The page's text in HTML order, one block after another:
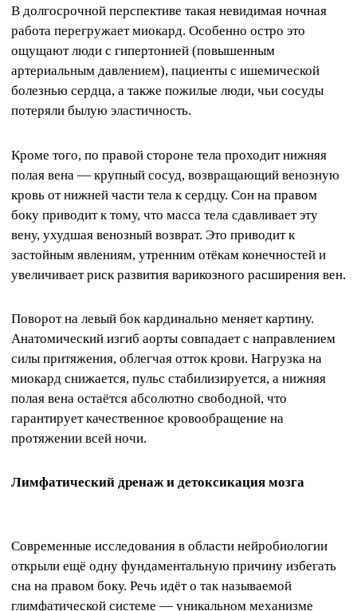
В долгосрочной перспективе такая невидимая ночная
работа перегружает миокард. Особенно остро это
ощущают люди с гипертонией (повышенным
артериальным давлением), пациенты с ишемической
болезнью сердца, а также пожилые люди, чьи сосуды
потеряли былую эластичность.
Кроме того, по правой стороне тела проходит нижняя
полая вена — крупный сосуд, возвращающий венозную
кровь от нижней части тела к сердцу. Сон на правом
боку приводит к тому, что масса тела сдавливает эту
вену, ухудшая венозный возврат. Это приводит к
застойным явлениям, утренним отёкам конечностей и
увеличивает риск развития варикозного расширения вен.
Поворот на левый бок кардинально меняет картину.
Анатомический изгиб аорты совпадает с направлением
силы притяжения, облегчая отток крови. Нагрузка на
миокард снижается, пульс стабилизируется, а нижняя
полая вена остаётся абсолютно свободной, что
гарантирует качественное кровообращение на
протяжении всей ночи.
Лимфатический дренаж и детоксикация мозга
Современные исследования в области нейробиологии
открыли ещё одну фундаментальную причину избегать
сна на правом боку. Речь идёт о так называемой
глимфатической системе — уникальном механизме